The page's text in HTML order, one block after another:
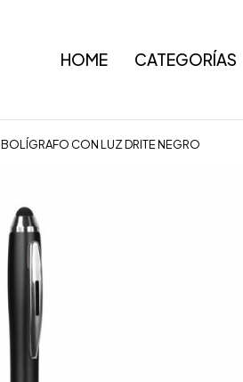
HOME CATEGORÍAS
BOLÍGRAFO CON LUZ DRITE NEGRO